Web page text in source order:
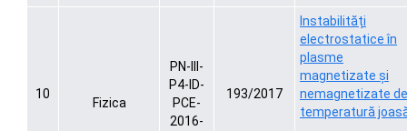
10
Fizica
PN-III-
P4-ID-
PCE-
2016-
193/2017
Instabilități
electrostatice în
plasme
magnetizate și
nemagnetizate de
temperatură